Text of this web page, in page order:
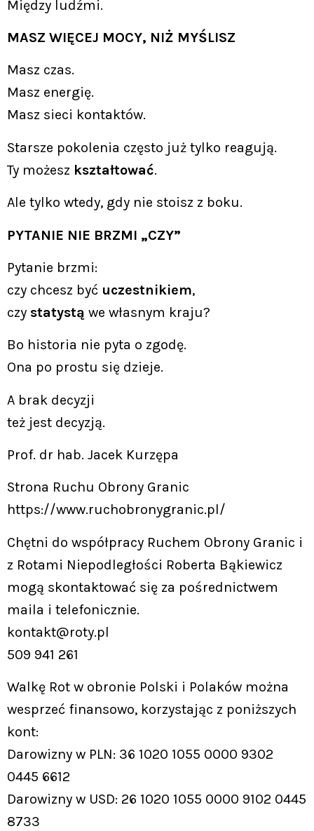
Między ludźmi.
MASZ WIĘCEJ MOCY, NIŻ MYŚLISZ
Masz czas.
Masz energię.
Masz sieci kontaktów.
Starsze pokolenia często już tylko reagują.
Ty możesz kształtować.
Ale tylko wtedy, gdy nie stoisz z boku.
PYTANIE NIE BRZMI „CZY”
Pytanie brzmi:
czy chcesz być uczestnikiem,
czy statystą we własnym kraju?
Bo historia nie pyta o zgodę.
Ona po prostu się dzieje.
A brak decyzji
też jest decyzją.
Prof. dr hab. Jacek Kurzępa
Strona Ruchu Obrony Granic
https://www.ruchobronygranic.pl/
Chętni do współpracy Ruchem Obrony Granic i
z Rotami Niepodległości Roberta Bąkiewicz
mogą skontaktować się za pośrednictwem
maila i telefonicznie.
kontakt@roty.pl
509 941 261
Walkę Rot w obronie Polski i Polaków można
wesprzeć finansowo, korzystając z poniższych
kont:
Darowizny w PLN: 36 1020 1055 0000 9302
0445 6612
Darowizny w USD: 26 1020 1055 0000 9102 0445
8733